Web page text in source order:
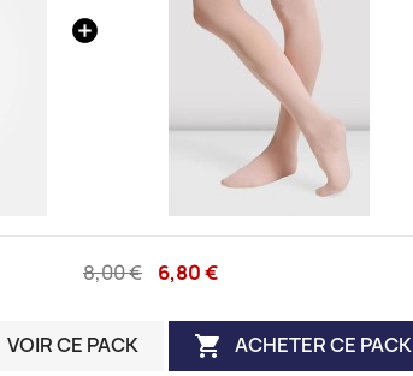
8,00 € 6,80 €
VOIR CE PACK  ACHETER CE PACK